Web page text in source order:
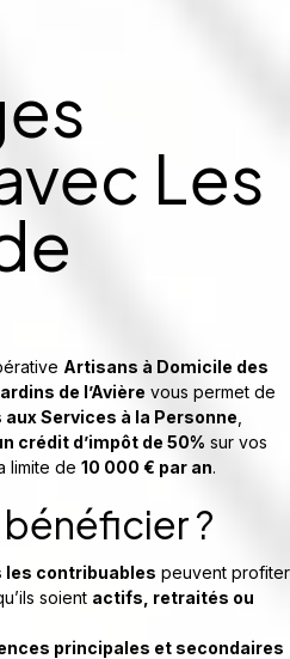
Les
Artisans à Domicile des
de l’Avière vous permet de
Services à la Personne
crédit d’impôt de 50% sur vos
limite de 10 000 € par an.
bénéficier ?
les contribuables peuvent profiter
soient actifs, retraités ou
principales et secondaires